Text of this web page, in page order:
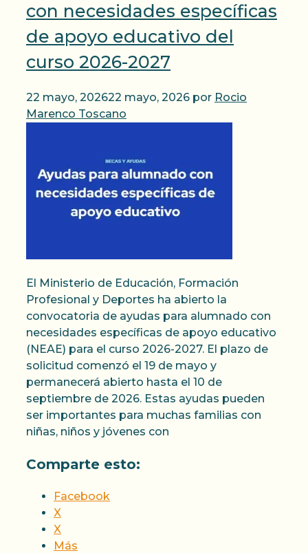
con necesidades específicas
de apoyo educativo del
curso 2026-2027
22 mayo, 202622 mayo, 2026 por Rocio
Marenco Toscano
El Ministerio de Educación, Formación
Profesional y Deportes ha abierto la
convocatoria de ayudas para alumnado con
necesidades específicas de apoyo educativo
(NEAE) para el curso 2026-2027. El plazo de
solicitud comenzó el 19 de mayo y
permanecerá abierto hasta el 10 de
septiembre de 2026. Estas ayudas pueden
ser importantes para muchas familias con
niñas, niños y jóvenes con
Comparte esto:
Facebook
X
X
Más